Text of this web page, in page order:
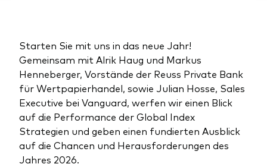
Benchmark-Anbieter
Fondsdokumente und Richtlinien
Vanguard Produkte kaufen
Index-Exposure-Analyse
Ihr Wissenshub: Studien & Analysen
Betrugsprävention
Starten Sie mit uns in das neue Jahr!
Gemeinsam mit Alrik Haug und Markus
Henneberger, Vorstände der Reuss Private Bank
für Wertpapierhandel, sowie Julian Hosse, Sales
Executive bei Vanguard, werfen wir einen Blick
auf die Performance der Global Index
Strategien und geben einen fundierten Ausblick
auf die Chancen und Herausforderungen des
Jahres 2026.